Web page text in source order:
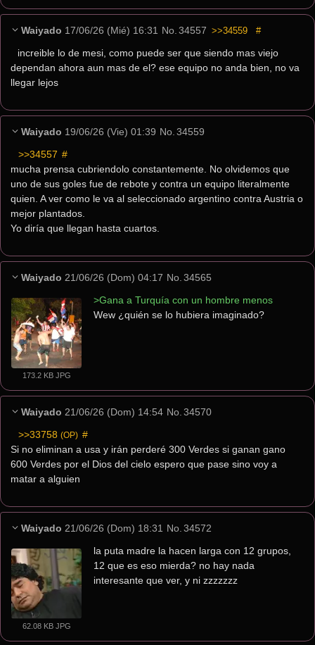
Waiyado 17/06/26 (Mié) 16:31 No. 34557 >>34559 #
increible lo de mesi, como puede ser que siendo mas viejo
dependan ahora aun mas de el? ese equipo no anda bien, no va
llegar lejos
Waiyado 19/06/26 (Vie) 01:39 No. 34559
>>34557 #
mucha prensa cubriendolo constantemente. No olvidemos que
uno de sus goles fue de rebote y contra un equipo literalmente
quien. A ver como le va al seleccionado argentino contra Austria o
mejor plantados.
Yo diría que llegan hasta cuartos.
Waiyado 21/06/26 (Dom) 04:17 No. 34565
173.2 KB JPG
>Gana a Turquía con un hombre menos
Wew ¿quién se lo hubiera imaginado?
Waiyado 21/06/26 (Dom) 14:54 No. 34570
>>33758 (OP) #
Si no eliminan a usa y irán perderé 300 Verdes si ganan gano
600 Verdes por el Dios del cielo espero que pase sino voy a
matar a alguien
Waiyado 21/06/26 (Dom) 18:31 No. 34572
62.08 KB JPG
la puta madre la hacen larga con 12 grupos,
12 que es eso mierda? no hay nada
interesante que ver, y ni zzzzzzz